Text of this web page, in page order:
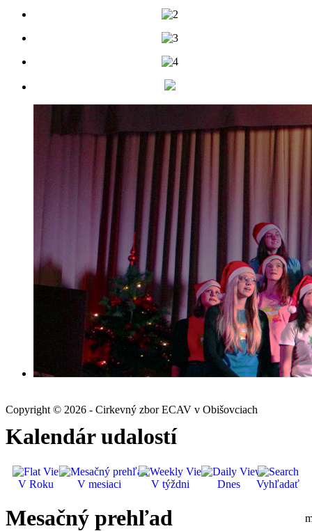
Copyright © 2026 - Cirkevný zbor ECAV v Obišovciach
Kalendár udalostí
V Roku V mesiaci V týždni Dnes Vyhľadať
Mesačný prehľad